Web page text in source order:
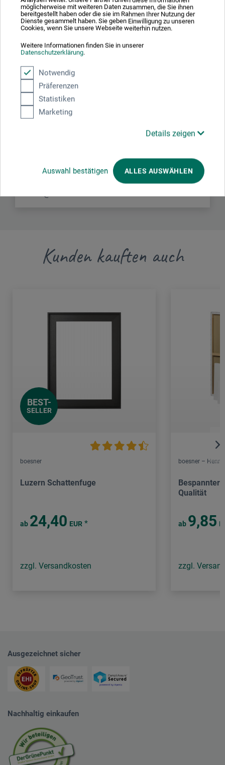
möglicherweise mit weiteren Daten zusammen, die Sie ihnen
bereitgestellt haben oder die sie im Rahmen Ihrer Nutzung der
Dienste gesammelt haben. Sie geben Einwilligung zu unseren
Cookies, wenn Sie unsere Webseite weiterhin nutzen.
Weitere Informationen finden Sie in unserer
Datenschutzerklärung.
Notwendig
Präferenzen
Statistiken
Marketing
Details zeigen
Auswahl bestätigen ALLES AUSWÄHLEN
Preis/Leistung ist topp.
Hersteller-Kontakt
Hier finden Sie die Kontaktdaten des Herstellers zu
58454 Witten
Kunden kauften auch
BEST-
SELLER
boesner
Luzern Schattenfuge
ab 24,40 EUR *
zzgl. Versandkosten
boesner – Henry
Bespannter
Qualität
ab 9,85
zzgl.
Ausgezeichnet sicher
Nachhaltig einkaufen